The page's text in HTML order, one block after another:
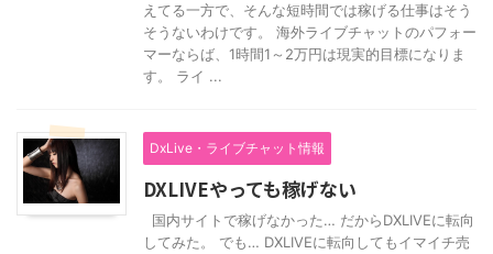
えてる一方で、そんな短時間では稼げる仕事はそう
そうないわけです。 海外ライブチャットのパフォー
マーならば、1時間1～2万円は現実的目標になりま
す。 ライ ...
DxLive・ライブチャット情報
DXLIVEやっても稼げない
国内サイトで稼げなかった… だからDXLIVEに転向
してみた。 でも… DXLIVEに転向してもイマイチ売